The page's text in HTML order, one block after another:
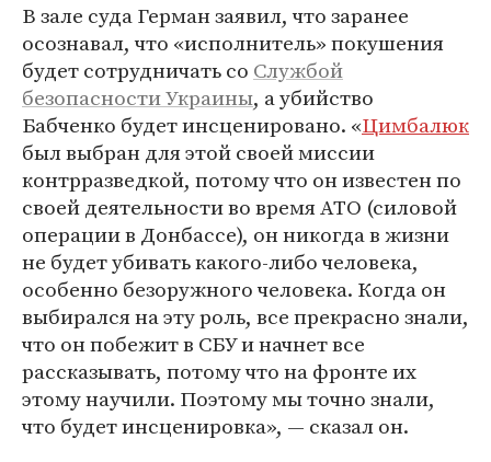
В зале суда Герман заявил, что заранее
осознавал, что «исполнитель» покушения
будет сотрудничать со Службой
безопасности Украины, а убийство
Бабченко будет инсценировано. «Цимбалюк
был выбран для этой своей миссии
контрразведкой, потому что он известен по
своей деятельности во время АТО (силовой
операции в Донбассе), он никогда в жизни
не будет убивать какого-либо человека,
особенно безоружного человека. Когда он
выбирался на эту роль, все прекрасно знали,
что он побежит в СБУ и начнет все
рассказывать, потому что на фронте их
этому научили. Поэтому мы точно знали,
что будет инсценировка», — сказал он.